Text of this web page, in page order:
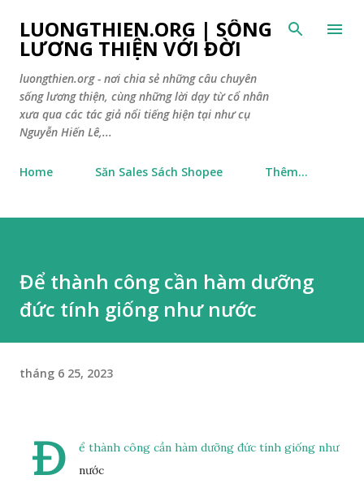
Chuyển đến nội dung chính
LUONGTHIEN.ORG | SỐNG
LƯƠNG THIỆN VỚI ĐỜI
luongthien.org - nơi chia sẻ những câu chuyên
sống lương thiện, cùng những lời dạy từ cổ nhân
xưa qua các tác giả nổi tiếng hiện tại như cụ
Nguyễn Hiến Lê,...
Home Săn Sales Sách Shopee Thêm…
Để thành công cần hàm dưỡng
đức tính giống như nước
tháng 6 25, 2023
Đ
ể thành công cần hàm dưỡng đức tính giống như
nước